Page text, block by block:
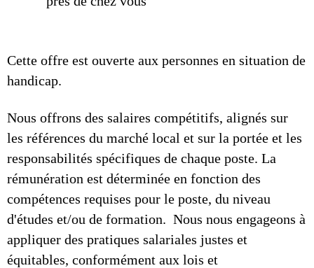
Cette offre est ouverte aux personnes en situation de
handicap.
Nous offrons des salaires compétitifs, alignés sur
les références du marché local et sur la portée et les
responsabilités spécifiques de chaque poste. La
rémunération est déterminée en fonction des
compétences requises pour le poste, du niveau
d'études et/ou de formation. Nous nous engageons à
appliquer des pratiques salariales justes et
équitables, conformément aux lois et